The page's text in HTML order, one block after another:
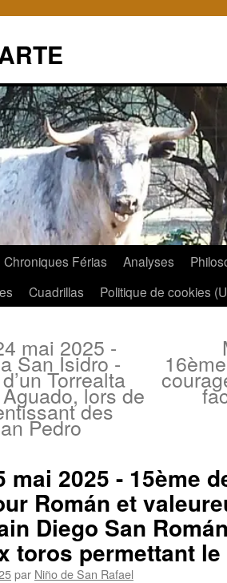
Chroniques Férias Analyses
Cuadrillas Politique de cookies
mai 2025 -
San Isidro -
Torrealta
lors de
des
Pedro
mai 2025 - 15ème
Román et
Diego San
toros permettant
par Niño de San Rafael